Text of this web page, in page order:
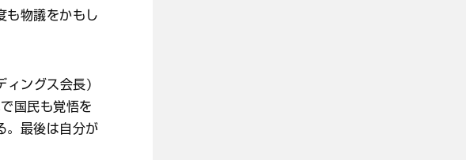
も物議をかもし
ングス会長）
国民も覚悟を
。最後は自分が